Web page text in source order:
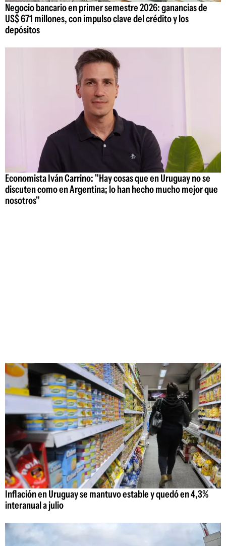
Negocio bancario en primer semestre 2026: ganancias de
US$ 671 millones, con impulso clave del crédito y los
depósitos
Economista Iván Carrino: "Hay cosas que en Uruguay no se
discuten como en Argentina; lo han hecho mucho mejor que
nosotros"
Inflación en Uruguay se mantuvo estable y quedó en 4,3%
interanual a julio